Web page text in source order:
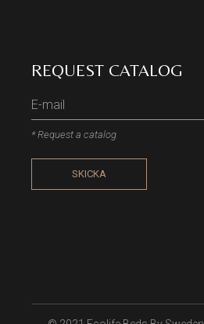
REQUEST CATALOG
* Request a catalog
SKICKA